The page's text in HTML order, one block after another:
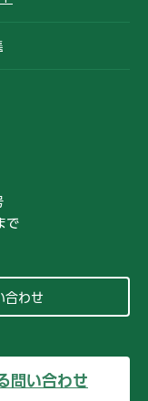
で
合わせ
問い合わせ